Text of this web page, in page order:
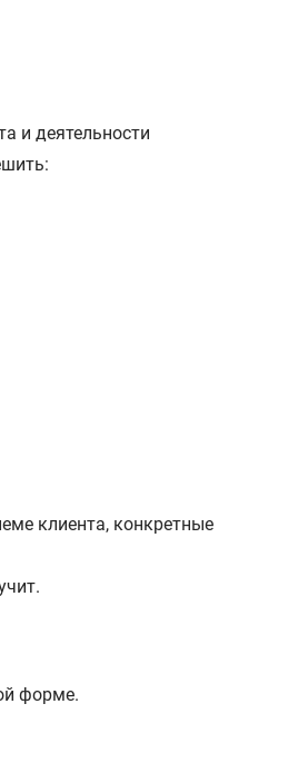
и деятельности
клиента, конкретные
форме.